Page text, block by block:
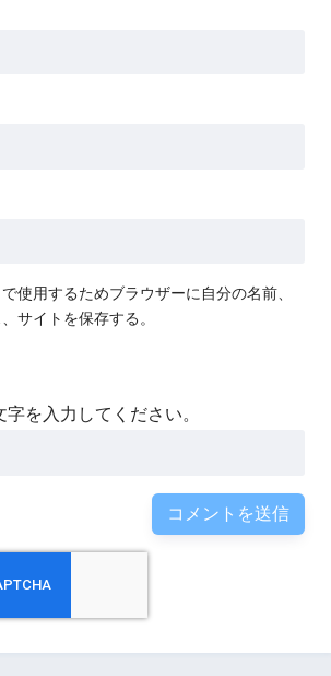
使用するためブラウザーに自分の名前、
サイトを保存する。
字を入力してください。